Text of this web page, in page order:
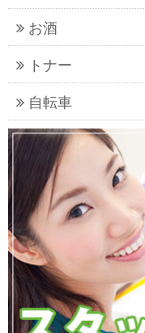
お酒
トナー
自転車